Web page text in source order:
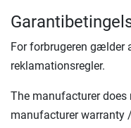
For forbrugeren gælder
reklamationsregler.
The manufacturer
manufacturer warranty